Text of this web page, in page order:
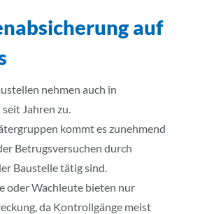
auf
nehmen auch in
Jahren zu.
kommt es zunehmend
Betrugsversuchen durch
Baustelle tätig sind.
oder Wachleute bieten nur
da Kontrollgänge meist